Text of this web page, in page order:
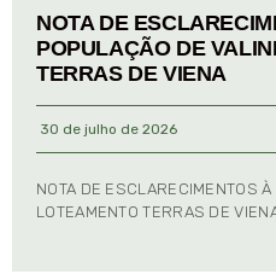
NOTA DE
POPULAÇÃO DE
TERRAS DE VIENA
30 de julho de 2026
NOTA DE ESCLARECIMENTOS
LOTEAMENTO TERRAS DE